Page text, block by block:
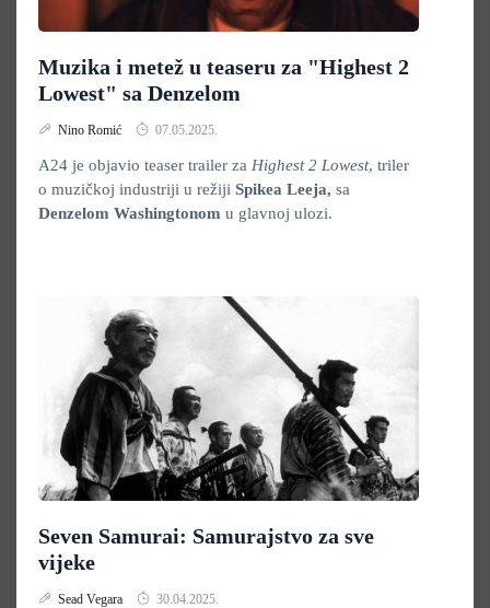
Muzika i metež u teaseru za "Highest 2
Lowest" sa Denzelom
Nino Romić 07.05.2025.
A24 je objavio teaser trailer za Highest 2 Lowest, triler
o muzičkoj industriji u režiji Spikea Leeja, sa
Denzelom Washingtonom u glavnoj ulozi.
Seven Samurai: Samurajstvo za sve
vijeke
Sead Vegara 30.04.2025.